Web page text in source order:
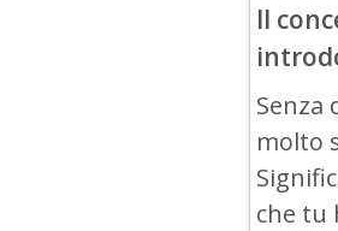
Il
Senza
molto
che tu